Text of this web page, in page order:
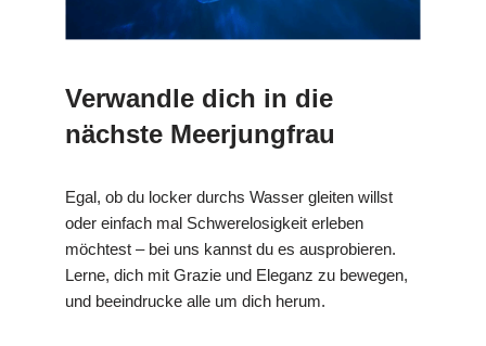
Verwandle dich in die
nächste Meerjungfrau
Egal, ob du locker durchs Wasser gleiten willst
oder einfach mal Schwerelosigkeit erleben
möchtest – bei uns kannst du es ausprobieren.
Lerne, dich mit Grazie und Eleganz zu bewegen,
und beeindrucke alle um dich herum.